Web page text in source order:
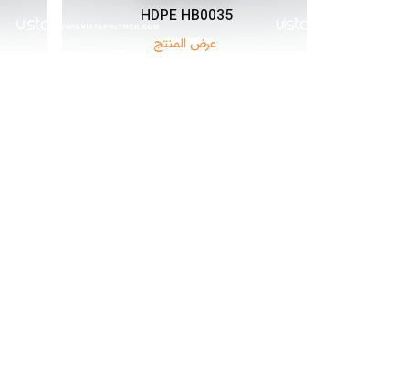
HDPE HB0035
عرض المنتج